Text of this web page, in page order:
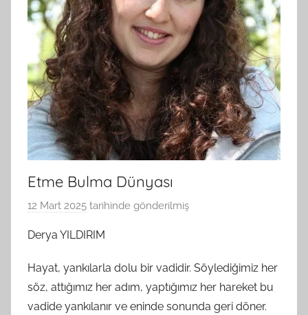
Etme Bulma Dünyası
12 Mart 2025 tarihinde gönderilmiş
Derya YILDIRIM
Hayat, yankılarla dolu bir vadidir. Söylediğimiz her
söz, attığımız her adım, yaptığımız her hareket bu
vadide yankılanır ve eninde sonunda geri döner.